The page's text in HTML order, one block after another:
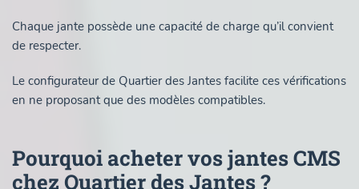
Chaque jante possède une capacité de charge qu’il convient
de respecter.
Le configurateur de Quartier des Jantes facilite ces vérifications
en ne proposant que des modèles compatibles.
Pourquoi acheter vos jantes CMS
chez Quartier des Jantes ?